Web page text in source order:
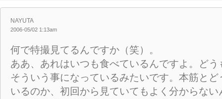
NAYUTA
2006-05/02 1:13am
何で特撮見てるんですか（笑）。
ああ、あれはいつも食べているんですよ。ど
そういう事になっているみたいです。本筋とど
いるのか、初回から見ていてもよく分からない